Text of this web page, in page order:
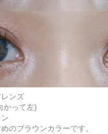
ンズ
かって左)
のブラウンカラーです。